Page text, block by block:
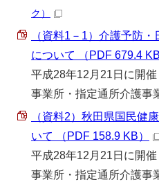
ク）
（資料1－1）介護予防
について （PDF 679.4 KB
平成28年12月21日に開
事業所・指定通所介護事
（資料2）秋田県国民健
いて （PDF 158.9 KB）
平成28年12月21日に開
事業所・指定通所介護事